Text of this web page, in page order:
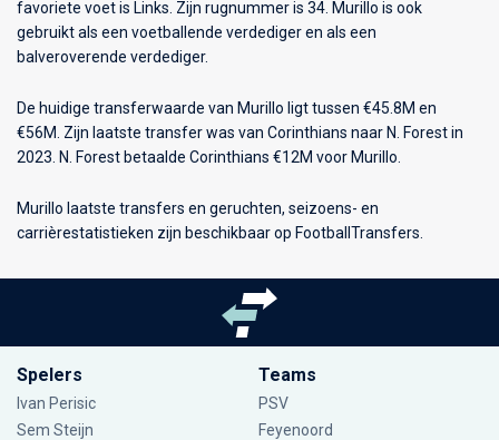
favoriete voet is Links. Zijn rugnummer is 34. Murillo is ook
gebruikt als een voetballende verdediger en als een
balveroverende verdediger.
De huidige transferwaarde van Murillo ligt tussen €45.8M en
€56M. Zijn laatste transfer was van Corinthians naar N. Forest in
2023. N. Forest betaalde Corinthians €12M voor Murillo.
Murillo laatste transfers en geruchten, seizoens- en
carrièrestatistieken zijn beschikbaar op FootballTransfers.
Spelers
Ivan Perisic
Sem Steijn
Teams
PSV
Feyenoord